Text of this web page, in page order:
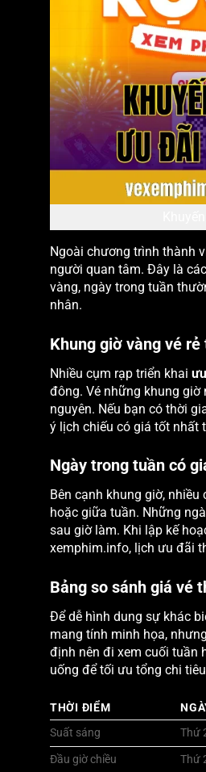
Ngoài chương trình thành
người quan tâm. Đây là
vàng, ngày trong tuần
nhân.
Khung giờ vàng vé
Nhiều cụm rạp triển khai
đông. Vé những khung
nguyên. Nếu bạn có thời
ý lịch chiếu có giá tốt nhất
Ngày trong tuần có
Bên cạnh khung giờ, nhiều
hoặc giữa tuần. Những
sau giờ làm. Khi lập kế
xemphim.info, lịch ưu đãi
Bảng so sánh giá vé
Để dễ hình dung sự khác
mang tính minh họa,
định nên đi xem cuối tuần
uống để tối ưu tổng chi
THỜI ĐIỂM
Suất sáng
Thứ
Đầu giờ chiều
Thứ